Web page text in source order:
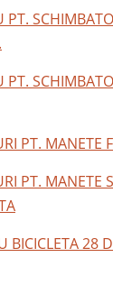
PT.
PT.
PT. MANETE
PT. MANETE
BICICLETA 28